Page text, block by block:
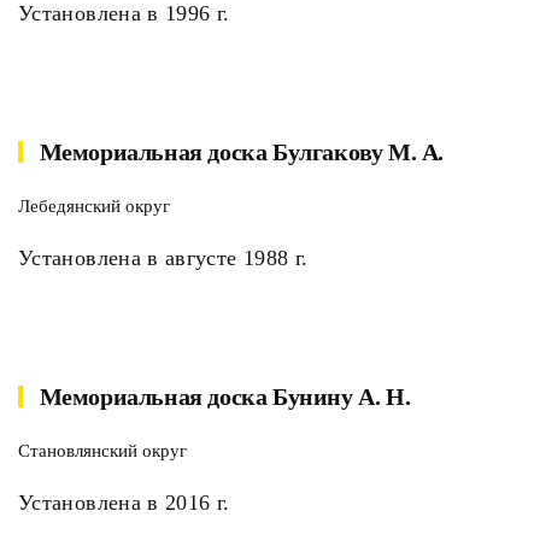
Установлена в 1996 г.
Мемориальная доска Булгакову М. А.
Лебедянский округ
Установлена в августе 1988 г.
Мемориальная доска Бунину А. Н.
Становлянский округ
Установлена в 2016 г.